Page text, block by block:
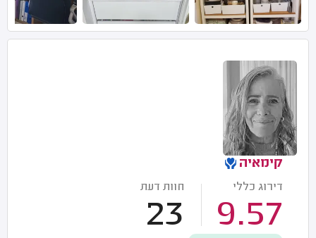
קימאיה
דירוג כללי
9.57
חוות דעת
23